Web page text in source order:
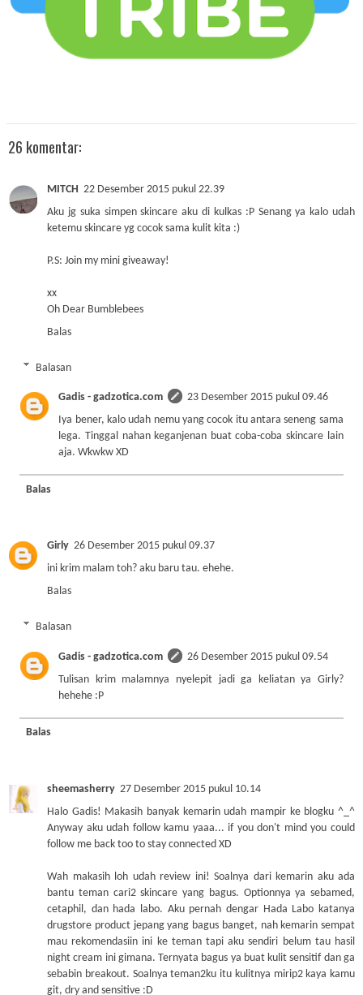
26 komentar:
MITCH 22 Desember 2015 pukul 22.39
Aku jg suka simpen skincare aku di kulkas :P Senang ya kalo udah
ketemu skincare yg cocok sama kulit kita :)
P.S: Join my mini giveaway!
xx
Oh Dear Bumblebees
Balas
Balasan
Gadis - gadzotica.com
23 Desember 2015 pukul 09.46
Iya bener, kalo udah nemu yang cocok itu antara seneng sama
lega. Tinggal nahan keganjenan buat coba-coba skincare lain
aja. Wkwkw XD
Balas
Girly 26 Desember 2015 pukul 09.37
ini krim malam toh? aku baru tau. ehehe.
Balas
Balasan
Gadis - gadzotica.com
26 Desember 2015 pukul 09.54
Tulisan krim malamnya nyelepit jadi ga keliatan ya Girly?
hehehe :P
Balas
sheemasherry 27 Desember 2015 pukul 10.14
Halo Gadis! Makasih banyak kemarin udah mampir ke blogku ^_^
Anyway aku udah follow kamu yaaa... if you don't mind you could
follow me back too to stay connected XD
Wah makasih loh udah review ini! Soalnya dari kemarin aku ada
bantu teman cari2 skincare yang bagus. Optionnya ya sebamed,
cetaphil, dan hada labo. Aku pernah dengar Hada Labo katanya
drugstore product jepang yang bagus banget, nah kemarin sempat
mau rekomendasiin ini ke teman tapi aku sendiri belum tau hasil
night cream ini gimana. Ternyata bagus ya buat kulit sensitif dan ga
sebabin breakout. Soalnya teman2ku itu kulitnya mirip2 kaya kamu
git, dry and sensitive :D